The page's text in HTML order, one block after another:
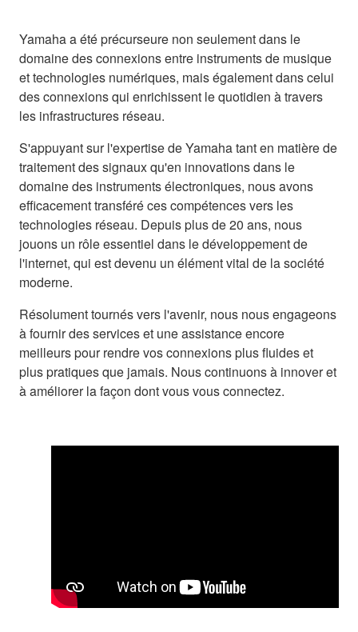
Yamaha a été précurseure non seulement dans le
domaine des connexions entre instruments de musique
et technologies numériques, mais également dans celui
des connexions qui enrichissent le quotidien à travers
les infrastructures réseau.
S'appuyant sur l'expertise de Yamaha tant en matière de
traitement des signaux qu'en innovations dans le
domaine des instruments électroniques, nous avons
efficacement transféré ces compétences vers les
technologies réseau. Depuis plus de 20 ans, nous
jouons un rôle essentiel dans le développement de
l'internet, qui est devenu un élément vital de la société
moderne.
Résolument tournés vers l'avenir, nous nous engageons
à fournir des services et une assistance encore
meilleurs pour rendre vos connexions plus fluides et
plus pratiques que jamais. Nous continuons à innover et
à améliorer la façon dont vous vous connectez.